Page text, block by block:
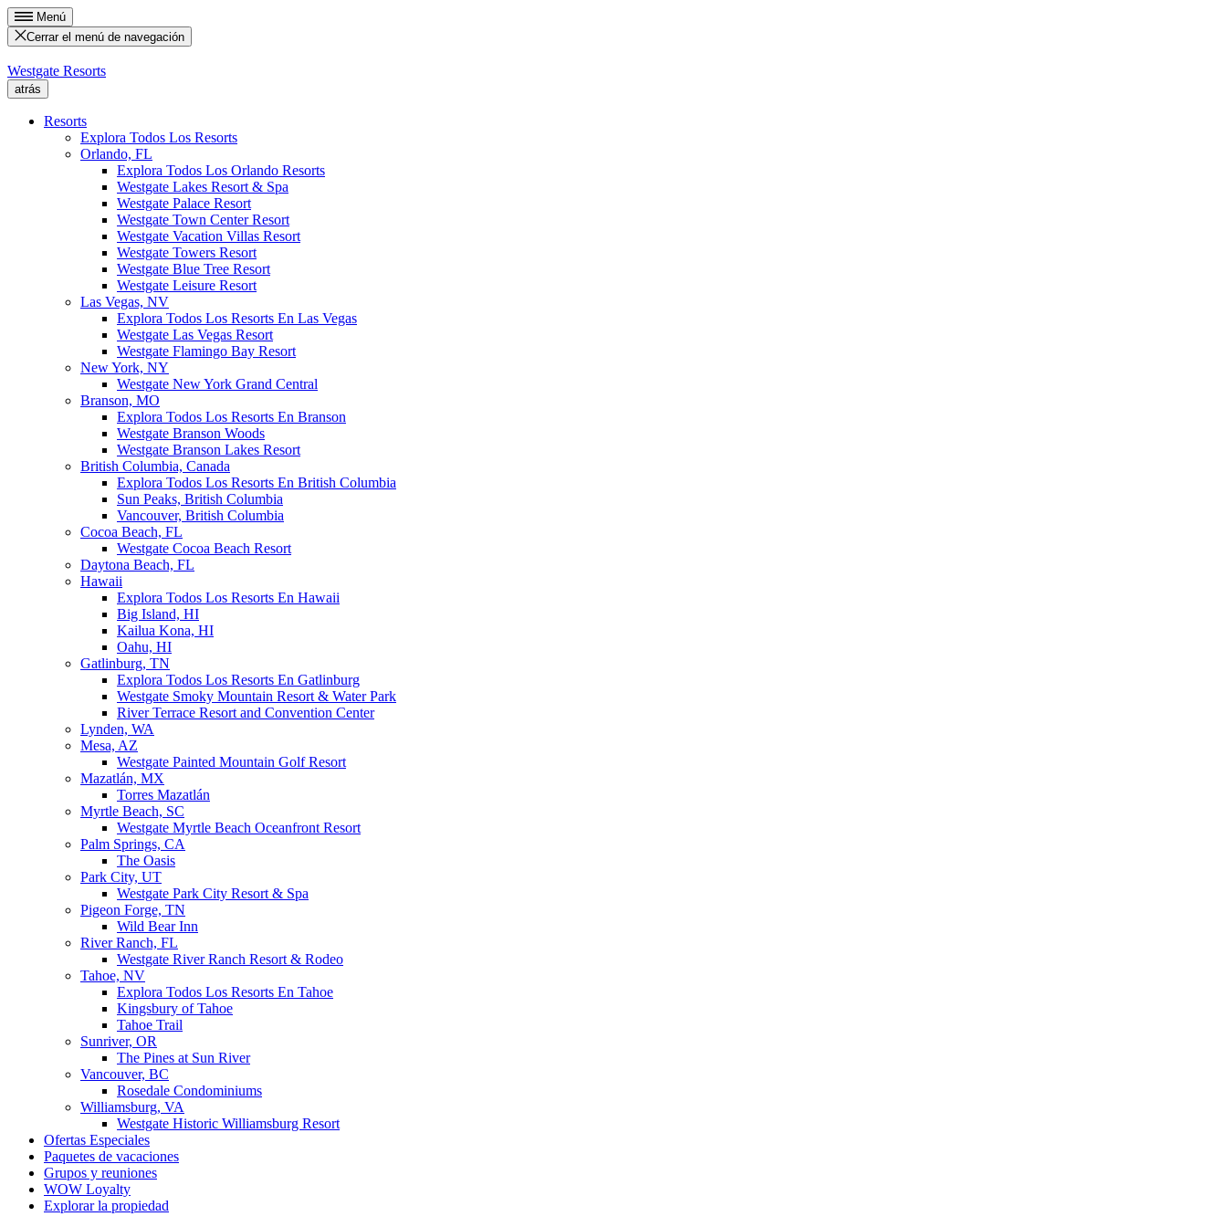
Menú
Cerrar el menú de navegación
Westgate Resorts
atrás
Resorts
Explora Todos Los Resorts
Orlando, FL
Explora Todos Los Orlando Resorts
Westgate Lakes Resort & Spa
Westgate Palace Resort
Westgate Town Center Resort
Westgate Vacation Villas Resort
Westgate Towers Resort
Westgate Blue Tree Resort
Westgate Leisure Resort
Las Vegas, NV
Explora Todos Los Resorts En Las Vegas
Westgate Las Vegas Resort
Westgate Flamingo Bay Resort
New York, NY
Westgate New York Grand Central
Branson, MO
Explora Todos Los Resorts En Branson
Westgate Branson Woods
Westgate Branson Lakes Resort
British Columbia, Canada
Explora Todos Los Resorts En British Columbia
Sun Peaks, British Columbia
Vancouver, British Columbia
Cocoa Beach, FL
Westgate Cocoa Beach Resort
Daytona Beach, FL
Hawaii
Explora Todos Los Resorts En Hawaii
Big Island, HI
Kailua Kona, HI
Oahu, HI
Gatlinburg, TN
Explora Todos Los Resorts En Gatlinburg
Westgate Smoky Mountain Resort & Water Park
River Terrace Resort and Convention Center
Lynden, WA
Mesa, AZ
Westgate Painted Mountain Golf Resort
Mazatlán, MX
Torres Mazatlán
Myrtle Beach, SC
Westgate Myrtle Beach Oceanfront Resort
Palm Springs, CA
The Oasis
Park City, UT
Westgate Park City Resort & Spa
Pigeon Forge, TN
Wild Bear Inn
River Ranch, FL
Westgate River Ranch Resort & Rodeo
Tahoe, NV
Explora Todos Los Resorts En Tahoe
Kingsbury of Tahoe
Tahoe Trail
Sunriver, OR
The Pines at Sun River
Vancouver, BC
Rosedale Condominiums
Williamsburg, VA
Westgate Historic Williamsburg Resort
Ofertas Especiales
Paquetes de vacaciones
Grupos y reuniones
WOW Loyalty
Explorar la propiedad